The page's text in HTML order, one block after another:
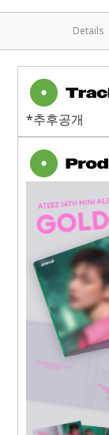
Details
*추후공개